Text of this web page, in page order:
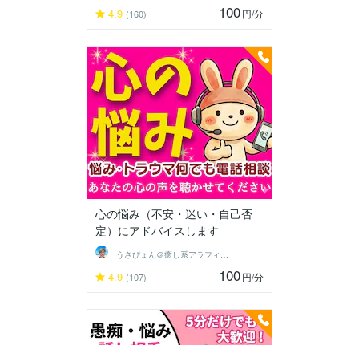
4.9 (160) 100円/分
心の悩み（不安・迷い・自己否
定）にアドバイスします
うさぴょん＠癒し系アラフィフ心寄り添い人
4.9 (107) 100円/分